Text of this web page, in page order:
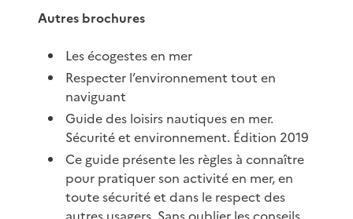
Autres brochures
Les écogestes en mer
Respecter l’environnement tout en
naviguant
Guide des loisirs nautiques en mer.
Sécurité et environnement. Édition 2019
Ce guide présente les règles à connaître
pour pratiquer son activité en mer, en
toute sécurité et dans le respect des